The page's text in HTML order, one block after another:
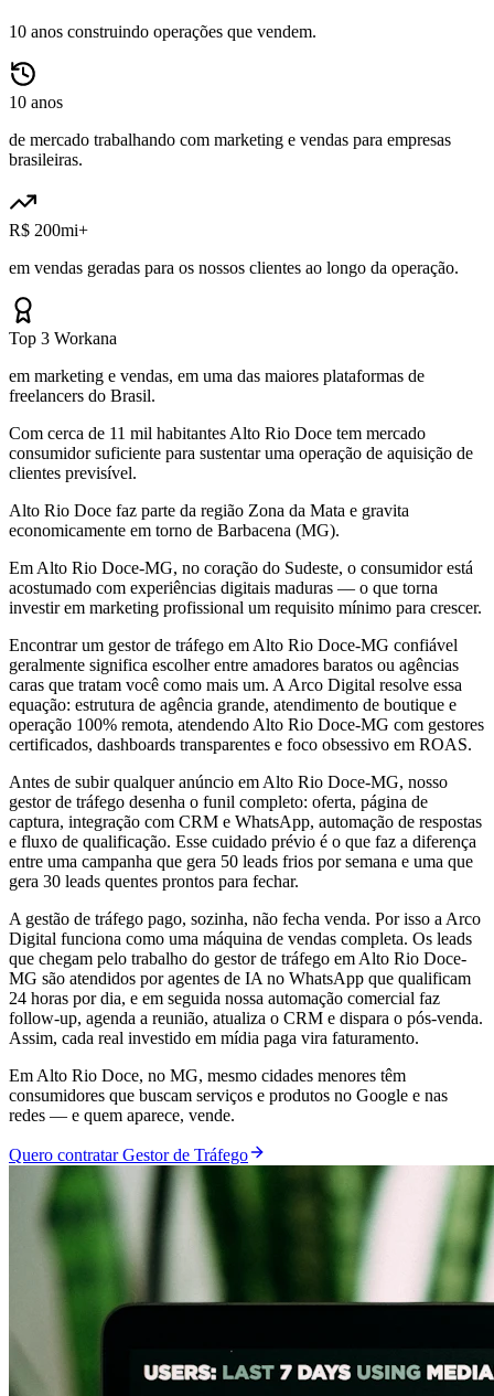
10 anos construindo operações que vendem.
10 anos
de mercado trabalhando com marketing e vendas para empresas
brasileiras.
R$ 200mi+
em vendas geradas para os nossos clientes ao longo da operação.
Top 3 Workana
em marketing e vendas, em uma das maiores plataformas de
freelancers do Brasil.
Com cerca de 11 mil habitantes Alto Rio Doce tem mercado
consumidor suficiente para sustentar uma operação de aquisição de
clientes previsível.
Alto Rio Doce faz parte da região Zona da Mata e gravita
economicamente em torno de Barbacena (MG).
Em Alto Rio Doce-MG, no coração do Sudeste, o consumidor está
acostumado com experiências digitais maduras — o que torna
investir em marketing profissional um requisito mínimo para crescer.
Encontrar um gestor de tráfego em Alto Rio Doce-MG confiável
geralmente significa escolher entre amadores baratos ou agências
caras que tratam você como mais um. A Arco Digital resolve essa
equação: estrutura de agência grande, atendimento de boutique e
operação 100% remota, atendendo Alto Rio Doce-MG com gestores
certificados, dashboards transparentes e foco obsessivo em ROAS.
Antes de subir qualquer anúncio em Alto Rio Doce-MG, nosso
gestor de tráfego desenha o funil completo: oferta, página de
captura, integração com CRM e WhatsApp, automação de respostas
e fluxo de qualificação. Esse cuidado prévio é o que faz a diferença
entre uma campanha que gera 50 leads frios por semana e uma que
gera 30 leads quentes prontos para fechar.
A gestão de tráfego pago, sozinha, não fecha venda. Por isso a Arco
Digital funciona como uma máquina de vendas completa. Os leads
que chegam pelo trabalho do gestor de tráfego em Alto Rio Doce-
MG são atendidos por agentes de IA no WhatsApp que qualificam
24 horas por dia, e em seguida nossa automação comercial faz
follow-up, agenda a reunião, atualiza o CRM e dispara o pós-venda.
Assim, cada real investido em mídia paga vira faturamento.
Em Alto Rio Doce, no MG, mesmo cidades menores têm
consumidores que buscam serviços e produtos no Google e nas
redes — e quem aparece, vende.
Quero contratar Gestor de Tráfego